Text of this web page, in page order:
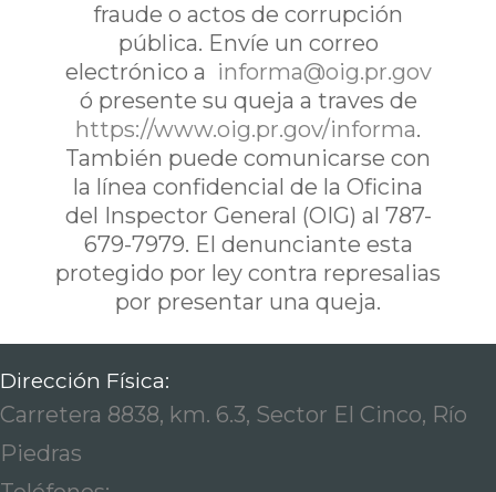
fraude o actos de corrupción
pública. Envíe un correo
electrónico a informa@oig.pr.gov
ó presente su queja a traves de
https://www.oig.pr.gov/informa.
También puede comunicarse con
la línea confidencial de la Oficina
del Inspector General (OIG) al 787-
679-7979. El denunciante esta
protegido por ley contra represalias
por presentar una queja.
Dirección Física:
Carretera 8838, km. 6.3, Sector El Cinco, Río
Piedras